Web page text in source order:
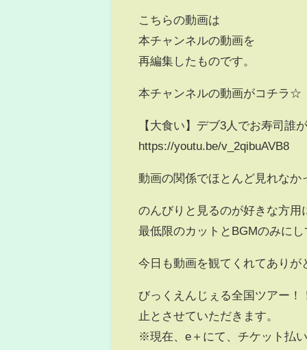
こちらの動画は
本チャンネルの動画を
再編集したものです。
本チャンネルの動画がコチラ☆
【大食い】デブ3人でお寿司誰
https://youtu.be/v_2qibuAVB8
動画の関係でほとんど見れな
のんびりと見るのが好きな方用
最低限のカットとBGMのみに
今日も動画を観てくれてありが
びっくえんじぇる全国ツアー
止とさせていただきます。
※現在、e＋にて、チケット払